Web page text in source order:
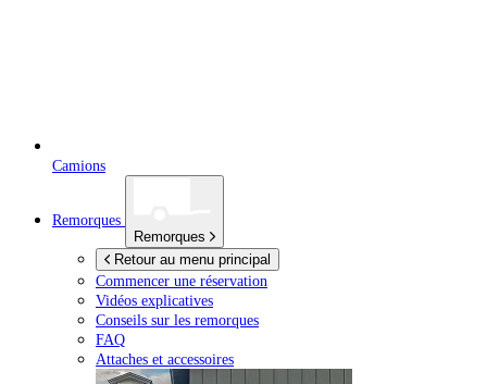
Camions
Remorques
Remorques
Retour au menu principal
Commencer une réservation
Vidéos explicatives
Conseils sur les remorques
FAQ
Attaches et accessoires